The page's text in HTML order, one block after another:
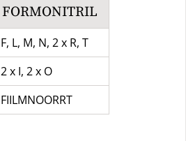
FORMONITRIL
F, L, M, N, 2 x R, T
2 x I, 2 x O
FIILMNOORRT